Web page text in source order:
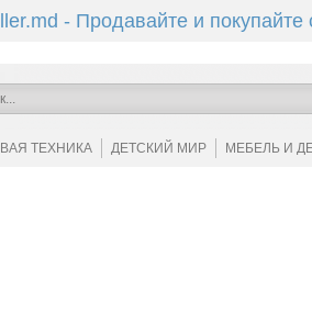
- Продавайте и покупайте
ТЕХНИКА ДЕТСКИЙ МИР МЕБЕЛЬ И